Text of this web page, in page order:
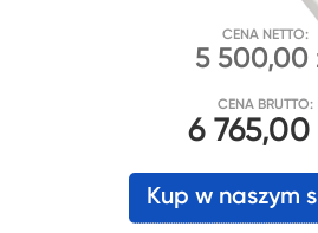
CENA NETTO:
5 500,00
CENA BRUTTO:
6 765,00
Kup w naszym